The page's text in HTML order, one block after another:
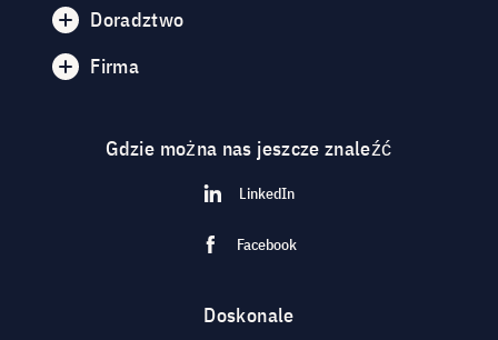
Doradztwo
Firma
Gdzie można nas jeszcze znaleźć
LinkedIn
Facebook
Doskonale